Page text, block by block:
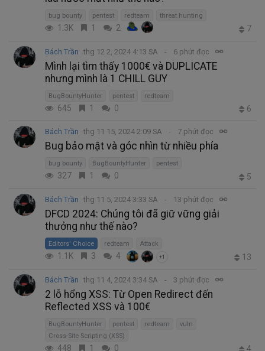
bug bounty pentest redteam threat hunting
1.3K 1 2 7
Bách Trần thg 12 2, 2024 4:13 SA 6 phút đọc
Mình lại tìm thấy 1000€ và DUPLICATE
nhưng mình là 1 CHILL GUY
BugBountyHunter pentest redteam
645 1 0 6
Bách Trần thg 11 15, 2024 2:09 SA 7 phút đọc
Bug bảo mật và góc nhìn từ nhiều phía
bug bounty BugBountyHunter pentest
327 1 0 5
Bách Trần thg 11 5, 2024 3:33 SA 13 phút đọc
DFCD 2024: Chúng tôi đã giữ vững giải
thưởng như thế nào?
Editors' Choice redteam Attack
1.1K 3 4 +1 13
Bách Trần thg 11 4, 2024 3:34 SA 3 phút đọc
2 lỗ hổng XSS: Từ Open Redirect đến
Reflected XSS và 100€
BugBountyHunter pentest redteam
vuln
Cross-Site Scripting (XSS)
448 1 0 4